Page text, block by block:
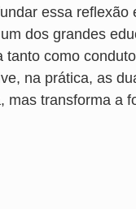
essa
dos grandes
como
na prática, as
transforma a